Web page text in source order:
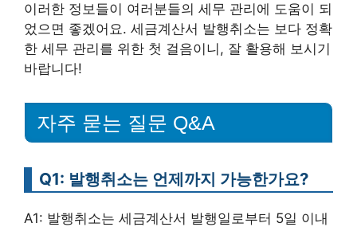
이러한 정보들이 여러분들의 세무 관리에 도움이 되
었으면 좋겠어요. 세금계산서 발행취소는 보다 정확
한 세무 관리를 위한 첫 걸음이니, 잘 활용해 보시기
바랍니다!
자주 묻는 질문 Q&A
Q1: 발행취소는 언제까지 가능한가요?
A1: 발행취소는 세금계산서 발행일로부터 5일 이내